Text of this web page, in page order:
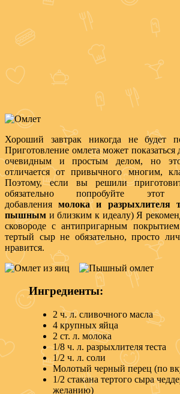
Хороший завтрак никогда не будет
Приготовление омлета может
очевидным и простым делом, но
отличается от привычного многим,
Поэтому, если вы решили
обязательно попробуйте
добавлениямолока и разрыхлителя
пышным и близким к идеалу) Я
сковороде с антипригарным
тертый сыр не обязательно, просто
нравится.
Ингредиенты:
2 ч. л. сливочного масла
4 крупных яйца
2 ст. л. молока
1/8 ч. л. разрыхлителя теста
1/2 ч. л. соли
Молотый черный перец (по
1/2 стакана тертого сыра
желанию)